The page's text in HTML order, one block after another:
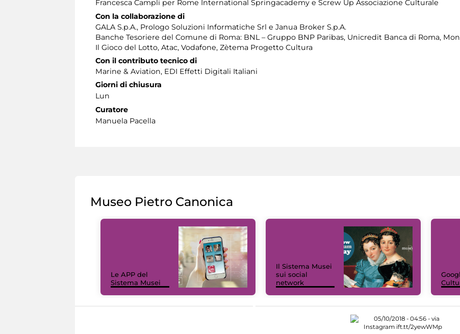
Francesca Campli per Rome International Springacademy e Screw Up Associazione Culturale
Con la collaborazione di
GALA S.p.A., Prologo Soluzioni Informatiche Srl e Janua Broker S.p.A.
Banche Tesoriere del Comune di Roma: BNL – Gruppo BNP Paribas, Unicredit Banca di Roma,
Il Gioco del Lotto, Atac, Vodafone, Zètema Progetto Cultura
Con il contributo tecnico di
Marine & Aviation, EDI Effetti Digitali Italiani
Giorni di chiusura
Lun
Curatore
Manuela Pacella
Museo Pietro Canonica
Le APP del
Sistema Musei
Il Sistema Musei
sui social
network